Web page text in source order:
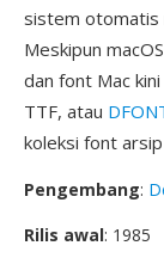
sistem otomatis
Meskipun
dan font Mac
TTF, atau
koleksi font
Pengembang:
Rilis awal: 1985